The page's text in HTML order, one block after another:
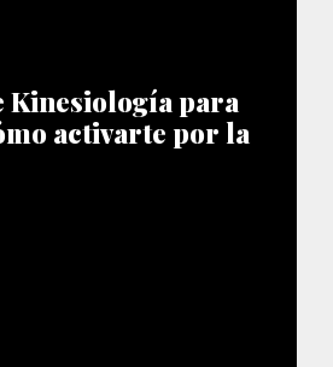
Kinesiología para
activarte por la